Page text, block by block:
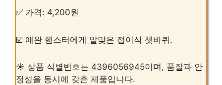
✅ 가격: 4,200원
☑️ 애완 햄스터에게 알맞은 접이식 쳇바퀴.
☀️ 상품 식별번호는 4396056945이며, 품질과 안
정성을 동시에 갖춘 제품입니다.